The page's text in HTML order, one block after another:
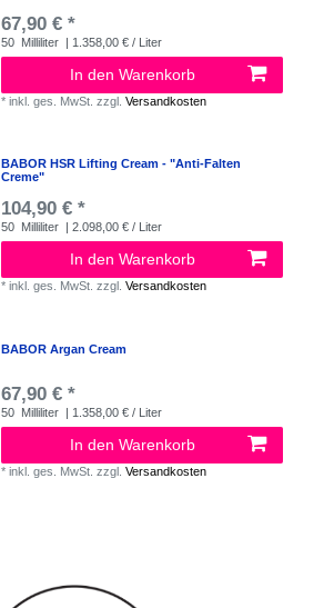
67,90 € *
50 Milliliter | 1.358,00 € / Liter
In den Warenkorb
*inkl. ges. MwSt. zzgl.Versandkosten
BABOR HSR Lifting Cream - "Anti-Falten
Creme"
104,90 € *
50 Milliliter | 2.098,00 € / Liter
In den Warenkorb
*inkl. ges. MwSt. zzgl.Versandkosten
BABOR Argan Cream
67,90 € *
50 Milliliter | 1.358,00 € / Liter
In den Warenkorb
*inkl. ges. MwSt. zzgl.Versandkosten